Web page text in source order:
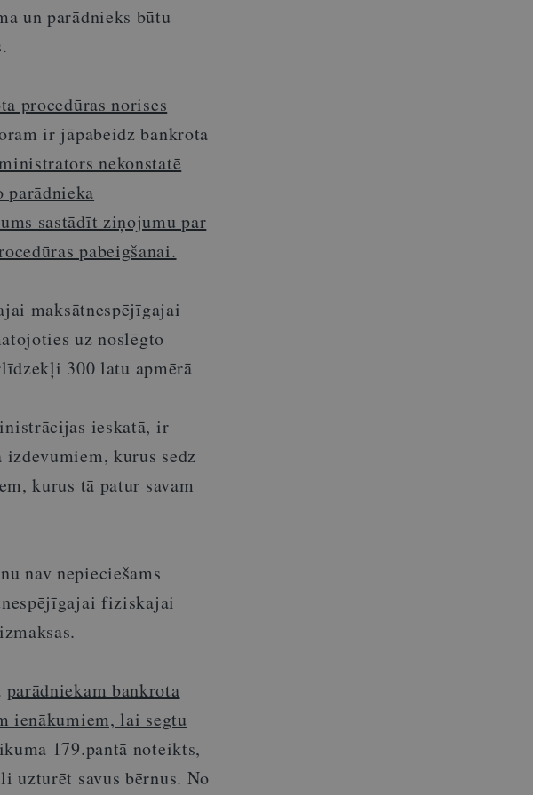
un parādnieks būtu
procedūras norises
ir jāpabeidz bankrota
nekonstatē
parādnieka
sastādīt ziņojumu par
pabeigšanai.
maksātnespējīgajai
uz noslēgto
300 latu apmērā
ieskatā, ir
izdevumiem, kurus sedz
kurus tā patur savam
nav nepieciešams
fiziskajai
parādniekam bankrota
ienākumiem, lai segtu
179.pantā noteikts,
uzturēt savus bērnus. No